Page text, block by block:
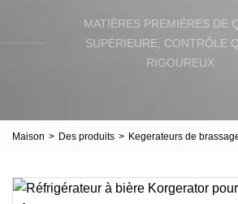
MATIÈRES PREMIÈRES DE
SUPÉRIEURE, CONTRÔLE
RIGOUREUX.
Maison > Des produits > Kegerateurs de